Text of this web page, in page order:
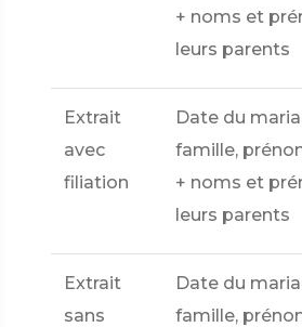
+ noms et
leurs parents
Extrait
avec
filiation
Date du
famille,
+ noms et
leurs parents
Extrait
sans
Date du
famille,